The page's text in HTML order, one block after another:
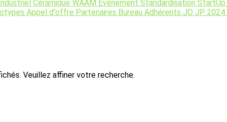
Céramique WAAM Evènement Standardisation StartUp
Appel d'offre Partenaires Bureau Adhérents JO JP 2024
Veuillez affiner votre recherche.